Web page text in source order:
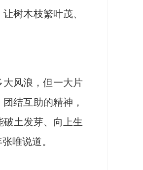
树木枝繁叶茂、
风浪，但一大片
结互助的精神，
土发芽、向上生
唯说道。